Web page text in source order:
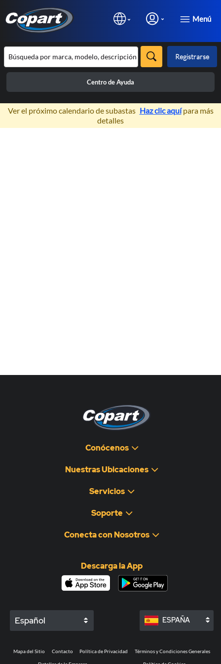
Menú
Registrarse
Centro de Ayuda
×
Ver el próximo calendario de subastas Haz clic aquípara más
detalles
Conócenos
Nuestras Ubicaciones
Servicios
Soporte
Conecta con Nosotros
Descarga la App
Español ESPAÑA
Mapa del Sitio Contacto Política de Privacidad Términos y Condiciones Generales